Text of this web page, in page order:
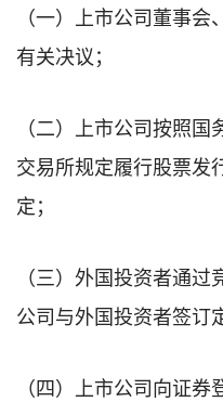
（一）上市公司董事
有关决议；
（二）上市公司按照
交易所规定履行股票发
定；
（三）外国投资者通
公司与外国投资者签订
（四）上市公司向证